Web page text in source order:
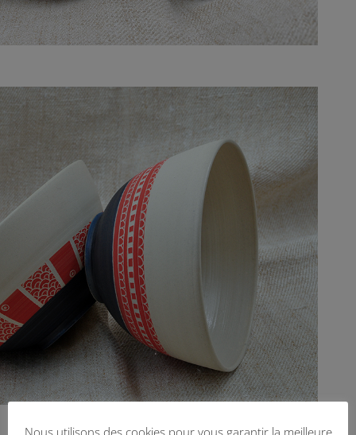
Nous utilisons des cookies pour vous garantir la meilleure